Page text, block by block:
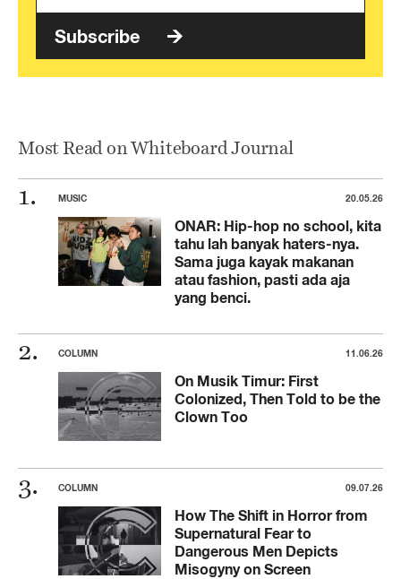
Subscribe
Most Read on Whiteboard Journal
MUSIC 20.05.26
ONAR: Hip-hop no school, kita
tahu lah banyak haters-nya.
Sama juga kayak makanan
atau fashion, pasti ada aja
yang benci.
COLUMN 11.06.26
On Musik Timur: First
Colonized, Then Told to be the
Clown Too
COLUMN 09.07.26
How The Shift in Horror from
Supernatural Fear to
Dangerous Men Depicts
Misogyny on Screen